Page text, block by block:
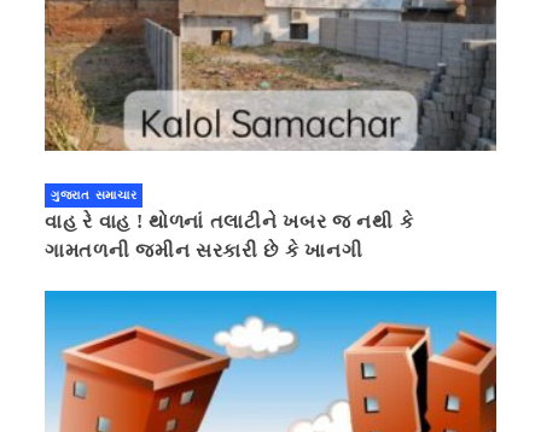
ગુજરાત સમાચાર
વાહ રે વાહ ! થોળનાં તલાટીને ખબર જ નથી કે
ગામતળની જમીન સરકારી છે કે ખાનગી